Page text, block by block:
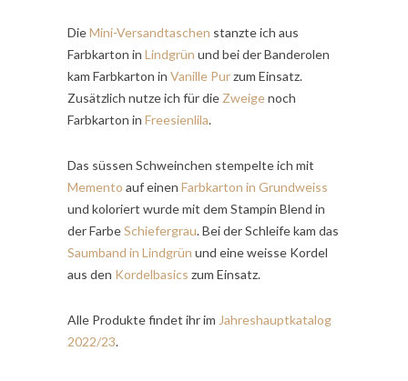
DieMini-Versandtaschen stanzte ich aus
Farbkarton in Lindgrün und bei der Banderolen
kam Farbkarton in Vanille Purzum Einsatz.
Zusätzlich nutze ich für die Zweigenoch
Farbkarton in Freesienlila.
Das süssen Schweinchen stempelte ich mit
Memento auf einen Farbkarton in Grundweiss
und koloriert wurde mit dem Stampin Blend in
der FarbeSchiefergrau. Bei der Schleife kam das
Saumband in Lindgrün und eine weisse Kordel
aus den Kordelbasics zum Einsatz.
Alle Produkte findet ihr im Jahreshauptkatalog
2022/23.